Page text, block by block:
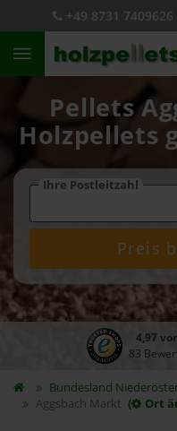
+49 8731 7409626
Pellets
Holzpellets
Ihre Postleitzahl
Preis
4,97
83
Bundesland
Aggsbach Markt ( Ort